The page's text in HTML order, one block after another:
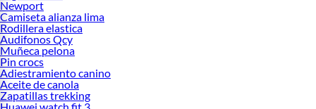
Newport
Camiseta alianza lima
Rodillera elastica
Audifonos Qcy
Muñeca pelona
Pin crocs
Adiestramiento canino
Aceite de canola
Zapatillas trekking